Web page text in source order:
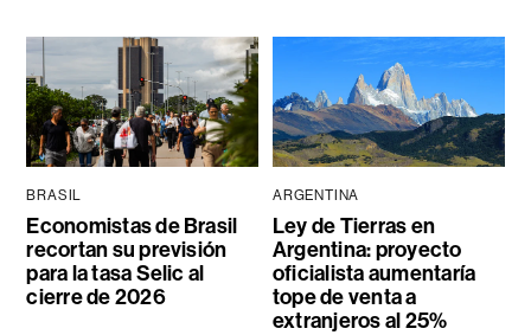
BRASIL
Economistas de Brasil
recortan su previsión
para la tasa Selic al
cierre de 2026
ARGENTINA
Ley de Tierras en
Argentina: proyecto
oficialista aumentaría
tope de venta a
extranjeros al 25%